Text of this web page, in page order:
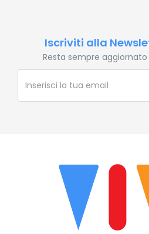
Iscriviti alla
Resta sempre